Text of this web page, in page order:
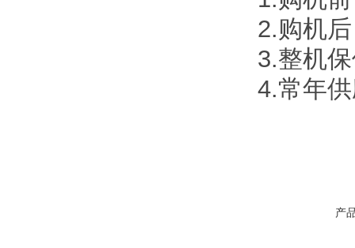
2.购机
3.整机
4.常年
产